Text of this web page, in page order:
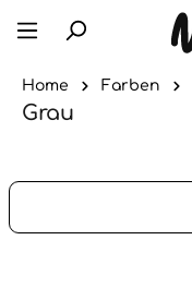
Home Farben
Grau